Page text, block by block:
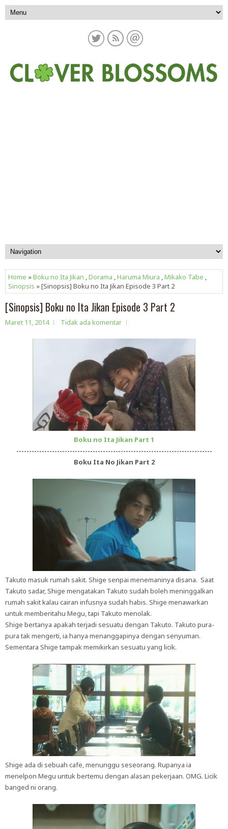
Home »Boku no Ita Jikan ,Dorama ,Haruma Miura ,Mikako Tabe ,
Sinopsis » [Sinopsis] Boku no Ita Jikan Episode 3 Part 2
[Sinopsis] Boku no Ita Jikan Episode 3 Part 2
Maret 11, 2014 Tidak ada komentar
Boku no Ita Jikan Part 1
-----------------------------------------------------------------------------
Boku Ita No Jikan Part 2
Takuto masuk rumah sakit. Shige senpai menemaninya disana. Saat
Takuto sadar, Shige mengatakan Takuto sudah boleh meninggalkan
rumah sakit kalau cairan infusnya sudah habis. Shige menawarkan
untuk memberitahu Megu, tapi Takuto menolak.
Shige bertanya apakah terjadi sesuatu dengan Takuto. Takuto pura-
pura tak mengerti, ia hanya menanggapinya dengan senyuman.
Sementara Shige tampak memikirkan sesuatu yang licik.
Shige ada di sebuah cafe, menunggu seseorang. Rupanya ia
menelpon Megu untuk bertemu dengan alasan pekerjaan. OMG. Licik
banged ni orang.